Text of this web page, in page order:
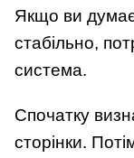
Якщо ви
стабільно,
система.
Спочатку
сторінки.